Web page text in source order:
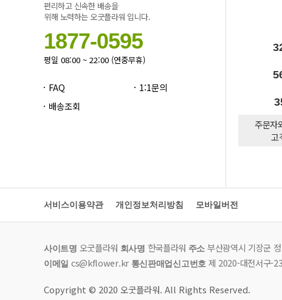
편리하고 신속한 배송을
위해 노력하는 오굿플라워 입니다.
1877-0595
평일 08:00 ~ 22:00 (연중무휴)
FAQ
1:1문의
배송조회
주문자
고
서비스이용약관 개인정보처리방침 모바일버전
사이트 정보
사이트명 오굿플라워 회사명 한국플라워 주소 부산광역시 기장군
이메일 cs@kflower.kr 통신판매업신고번호 제 2020-대전서구-
Copyright © 2020 오굿플라워. All Rights Reserved.